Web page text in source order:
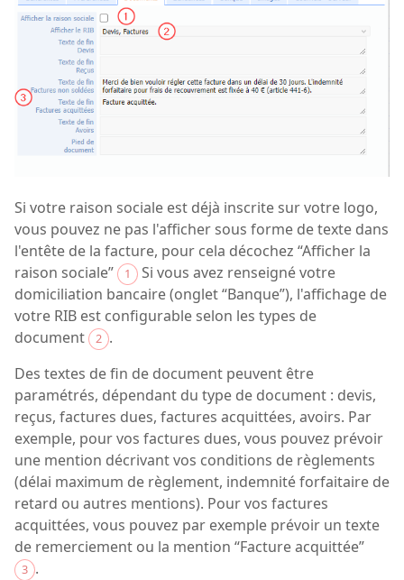
Si votre raison sociale est déjà inscrite sur votre logo,
vous pouvez ne pas l'afficher sous forme de texte dans
l'entête de la facture, pour cela décochez “Afficher la
raison sociale”
1
Si vous avez renseigné votre
domiciliation bancaire (onglet “Banque”), l'affichage de
votre RIB est configurable selon les types de
document
2 .
Des textes de fin de document peuvent être
paramétrés, dépendant du type de document : devis,
reçus, factures dues, factures acquittées, avoirs. Par
exemple, pour vos factures dues, vous pouvez prévoir
une mention décrivant vos conditions de règlements
(délai maximum de règlement, indemnité forfaitaire de
retard ou autres mentions). Pour vos factures
acquittées, vous pouvez par exemple prévoir un texte
de remerciement ou la mention “Facture acquittée”
3 .